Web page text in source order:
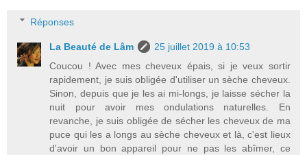
Réponses
La Beauté de Lâm
25 juillet 2019 à 10:53
Coucou ! Avec mes cheveux épais, si je veux sortir
rapidement, je suis obligée d'utiliser un sèche cheveux.
Sinon, depuis que je les ai mi-longs, je laisse sécher la
nuit pour avoir mes ondulations naturelles. En
revanche, je suis obligée de sécher les cheveux de ma
puce qui les a longs au sèche cheveux et là, c'est lieux
d'avoir un bon appareil pour ne pas les abîmer, ce